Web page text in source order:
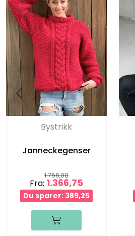
Bystrikk
Janneckegenser
1.756,00
Fra: 1.366,75
Du sparer: 389,25